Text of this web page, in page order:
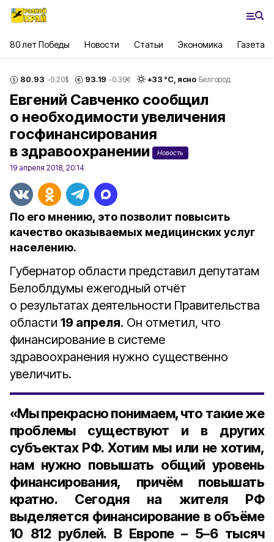
80 лет Победы Новости Статьи Экономика Газета
80.93 -0.20$ 93.19 -0.39€ +33 °С, ясно Белгород
Евгений Савченко сообщил
о необходимости увеличения
госфинансирования
в здравоохранении
Новость
19 апреля 2018, 20:14
По его мнению, это позволит повысить
качество оказываемых медицинских услуг
населению.
Губернатор области представил депутатам
Белоблдумы ежегодный отчёт
о результатах деятельности Правительства
области 19 апреля. Он отметил, что
финансирование в системе
здравоохранения нужно существенно
увеличить.
«Мы прекрасно понимаем, что такие же
проблемы существуют и в других
субъектах РФ. Хотим мы или не хотим,
нам нужно повышать общий уровень
финансирования, причём повышать
кратно. Сегодня на жителя РФ
выделяется финансирование в объёме
10 812 рублей. В Европе – 5–6 тысяч